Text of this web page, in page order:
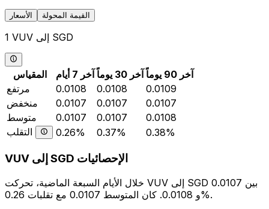
الأسعار القيمة المحولة
1 VUV إلى SGD
المقياس آخر 7 أيام آخر 30 يوماً
آخر 90 يوماً
مرتفع
0.0108 0.0108
0.0109
منخفض
0.0107 0.0107
0.0107
متوسط
0.0107 0.0107
0.0108
التقلب
0.26% 0.37% 0.38%
VUV إلى SGD الإحصائيات
خلال الأيام السبعة الماضية، تحركت VUV إلى SGD بين 0.0107
و 0.0108. كان المتوسط 0.0107 مع تقلبات 0.26%.